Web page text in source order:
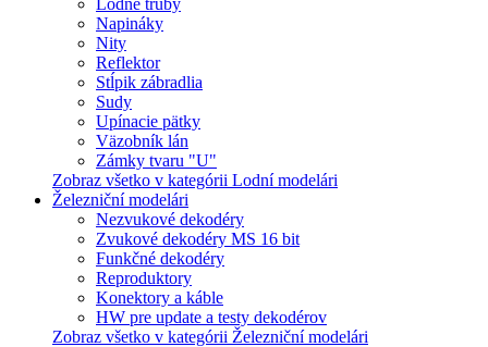
Lodné trúby
Napináky
Nity
Reflektor
Stĺpik zábradlia
Sudy
Upínacie pätky
Väzobník lán
Zámky tvaru "U"
Zobraz všetko v kategórii Lodní modelári
Železniční modelári
Nezvukové dekodéry
Zvukové dekodéry MS 16 bit
Funkčné dekodéry
Reproduktory
Konektory a káble
HW pre update a testy dekodérov
Zobraz všetko v kategórii Železniční modelári